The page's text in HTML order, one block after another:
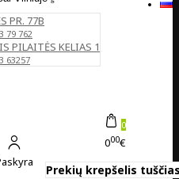
PR. 77B
79 762
PILAITĖS KELIAS 1
63257
0
000€
Prekių krepšelis